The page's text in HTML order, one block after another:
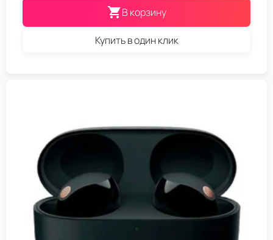
В корзину
Купить в один клик